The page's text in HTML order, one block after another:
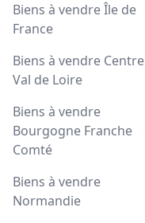
Biens à vendre Île de
France
Biens à vendre Centre
Val de Loire
Biens à vendre
Bourgogne Franche
Comté
Biens à vendre
Normandie